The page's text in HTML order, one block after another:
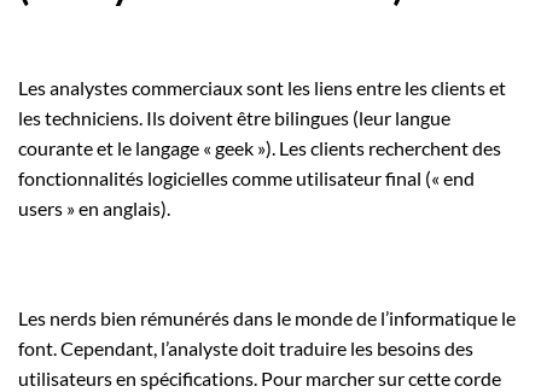
Les analystes commerciaux sont les liens entre les clients et
les techniciens. Ils doivent être bilingues (leur langue
courante et le langage « geek »). Les clients recherchent des
fonctionnalités logicielles comme utilisateur final (« end
users » en anglais).
Les nerds bien rémunérés dans le monde de l’informatique le
font. Cependant, l’analyste doit traduire les besoins des
utilisateurs en spécifications. Pour marcher sur cette corde